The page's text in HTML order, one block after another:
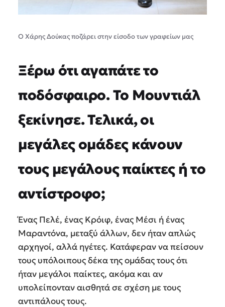
Ο Χάρης Δούκας ποζάρει στην είσοδο των γραφείων μας
Ξέρω ότι αγαπάτε το
ποδόσφαιρο. Το Μουντιάλ
ξεκίνησε. Τελικά, οι
μεγάλες ομάδες κάνουν
τους μεγάλους παίκτες ή το
αντίστροφο;
Ένας Πελέ, ένας Κρόιφ, ένας Μέσι ή ένας
Μαραντόνα, μεταξύ άλλων, δεν ήταν απλώς
αρχηγοί, αλλά ηγέτες. Κατάφεραν να πείσουν
τους υπόλοιπους δέκα της ομάδας τους ότι
ήταν μεγάλοι παίκτες, ακόμα και αν
υπολείπονταν αισθητά σε σχέση με τους
αντιπάλους τους.